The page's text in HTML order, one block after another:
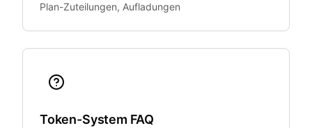
Plan-Zuteilungen, Aufladungen
Token-System FAQ